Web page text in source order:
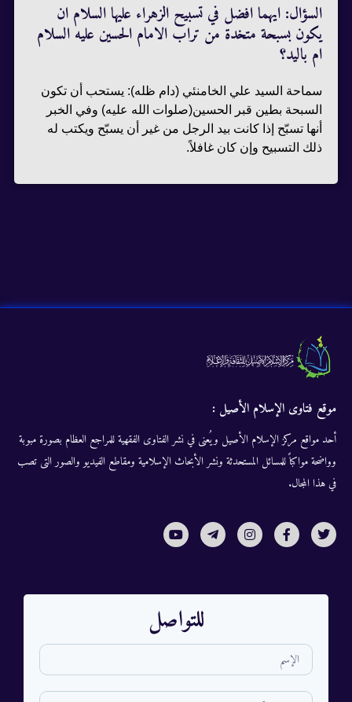
السؤال: ايهما افضل في تسبيح الزهراء عليها السلام ان
يكون بسبحة متخدة من تراب الامام الحسين عليه السلام
ام باليد؟
سماحة السيد علي الخامنئي (دام ظله): يستحب أن تكون
السبحة بطين قبر الحسين(صلوات الله عليه) وفي الخبر
أنها تسبّح إذا كانت بيد الرجل من غير أن يسبّح ويكتب له
ذلك التسبيح وإن كان غافلاً.
موقع فتاوى الإسلام الأصيل :
أحد مواقع مركز الإسلام الأصيل ويُعنى في نشر الفتاوى الفقهية للمراجع العظام بصورة مبوبة
وواضحة مواكباً للمسائل المستحدثة ونشر الأبحاث الإسلامية ومقاطع الفيديو والصور التى تصب
في هذا المجال.
للتواصل